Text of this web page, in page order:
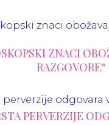
ZNACI
RAZGOVORE“
PERVERZIJE